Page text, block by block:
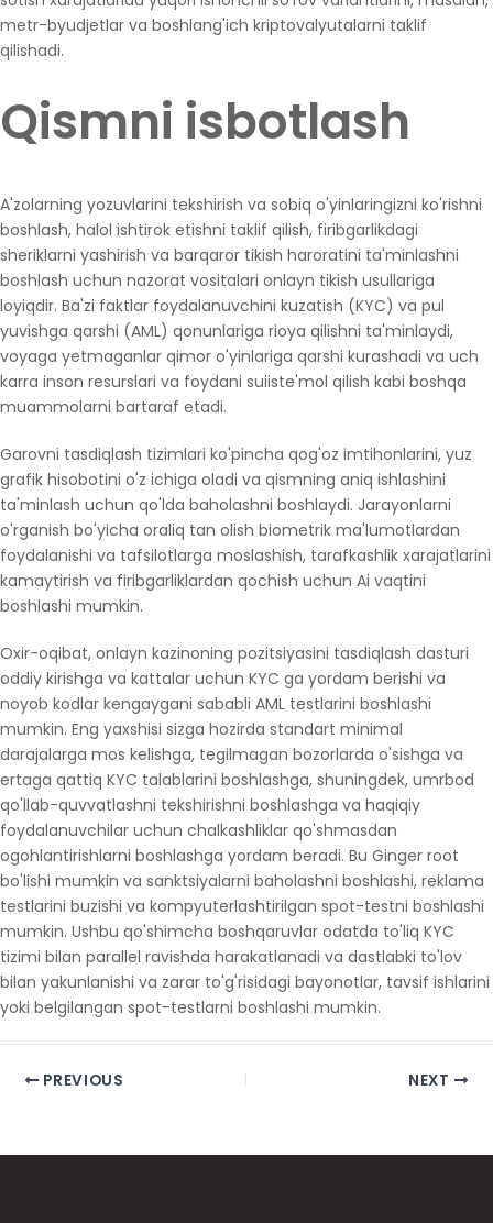
metr-byudjetlar va boshlang'ich kriptovalyutalarni taklif
qilishadi.
Qismni isbotlash
A'zolarning yozuvlarini tekshirish va sobiq o'yinlaringizni ko'rishni
boshlash, halol ishtirok etishni taklif qilish, firibgarlikdagi
sheriklarni yashirish va barqaror tikish haroratini ta'minlashni
boshlash uchun nazorat vositalari onlayn tikish usullariga
loyiqdir. Ba'zi faktlar foydalanuvchini kuzatish (KYC) va pul
yuvishga qarshi (AML) qonunlariga rioya qilishni ta'minlaydi,
voyaga yetmaganlar qimor o'yinlariga qarshi kurashadi va uch
karra inson resurslari va foydani suiiste'mol qilish kabi boshqa
muammolarni bartaraf etadi.
Garovni tasdiqlash tizimlari ko'pincha qog'oz imtihonlarini, yuz
grafik hisobotini o'z ichiga oladi va qismning aniq ishlashini
ta'minlash uchun qo'lda baholashni boshlaydi. Jarayonlarni
o'rganish bo'yicha oraliq tan olish biometrik ma'lumotlardan
foydalanishi va tafsilotlarga moslashish, tarafkashlik xarajatlarini
kamaytirish va firibgarliklardan qochish uchun Ai vaqtini
boshlashi mumkin.
Oxir-oqibat, onlayn kazinoning pozitsiyasini tasdiqlash dasturi
oddiy kirishga va kattalar uchun KYC ga yordam berishi va
noyob kodlar kengaygani sababli AML testlarini boshlashi
mumkin. Eng yaxshisi sizga hozirda standart minimal
darajalarga mos kelishga, tegilmagan bozorlarda o'sishga va
ertaga qattiq KYC talablarini boshlashga, shuningdek, umrbod
qo'llab-quvvatlashni tekshirishni boshlashga va haqiqiy
foydalanuvchilar uchun chalkashliklar qo'shmasdan
ogohlantirishlarni boshlashga yordam beradi. Bu Ginger root
bo'lishi mumkin va sanktsiyalarni baholashni boshlashi, reklama
testlarini buzishi va kompyuterlashtirilgan spot-testni boshlashi
mumkin. Ushbu qo'shimcha boshqaruvlar odatda to'liq KYC
tizimi bilan parallel ravishda harakatlanadi va dastlabki to'lov
bilan yakunlanishi va zarar to'g'risidagi bayonotlar, tavsif ishlarini
yoki belgilangan spot-testlarni boshlashi mumkin.
PREVIOUS NEXT